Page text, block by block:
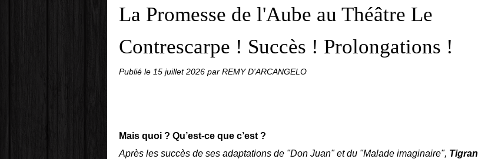
La Promesse de l'Aube au Théâtre Le
Contrescarpe ! Succès ! Prolongations !
Publié le 15 juillet 2026 par REMY D'ARCANGELO
Mais quoi ? Qu’est-ce que c’est ?
Après les succès de ses adaptations de "Don Juan" et du "Malade imaginaire", Tigran